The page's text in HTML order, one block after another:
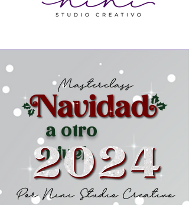
a otro
nivel
Por Nini Studio Creativo
Masterclass